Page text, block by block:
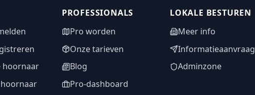
hoornaar
PROFESSIONALS
Pro worden
Onze tarieven
Blog
Pro-dashboard
LOKALE BESTUREN
Meer info
Informatieaanvraag
Adminzone